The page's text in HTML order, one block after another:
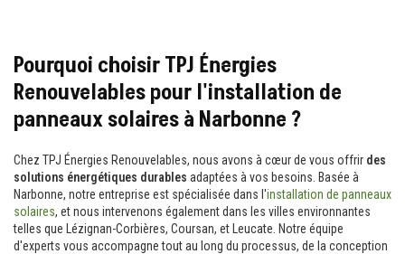
Pourquoi choisir TPJ Énergies
Renouvelables pour l'installation de
panneaux solaires à Narbonne ?
Chez TPJ Énergies Renouvelables, nous avons à cœur de vous offrir des
solutions énergétiques durables adaptées à vos besoins. Basée à
Narbonne, notre entreprise est spécialisée dans l'installation de panneaux
solaires, et nous intervenons également dans les villes environnantes
telles que Lézignan-Corbières, Coursan, et Leucate. Notre équipe
d'experts vous accompagne tout au long du processus, de la conception